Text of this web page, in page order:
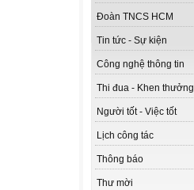
Đoàn TNCS HCM
Tin tức - Sự kiện
Công nghệ thông tin
Thi đua - Khen thưởng
Người tốt - Việc tốt
Lịch công tác
Thông báo
Thư mời